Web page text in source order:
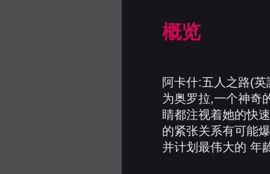
概览
阿卡什:五人之路(
为奥罗拉,一个神奇
睛都注视着她的快
的紧张关系有可能
并计划最伟大的 年